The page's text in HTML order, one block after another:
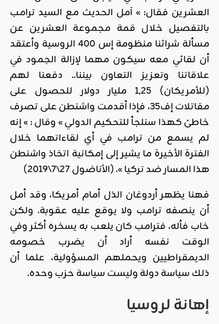
العشرين فقال: » آمل الحديث مع السيد ترامب
بالتفصيل خلال قمة مجموعة العشرين عن
مسألة شرائنا منظومة إس 400 الروسية وأعتقد
أن لقائي معه سيكون مهما لإزالة الجمود في
علاقاتنا وتعزيز التعاون بيننا.. دفعنا لهم
(للأمريكان) 1,25 مليار دولار للحصول على
مقاتلات إف35، فإذا أقدمت واشنطن على تصرف
خاطئ كهذا سنلجأ للتحكيم الدولي » وقال : » إنه
لم يسمع من ترامب في أي لقاءاتهما خلال
الفترة الأخيرة ما يشير إلى إمكانية اتخاذ واشنطن
هذا المسار ضد تركيا ». (الأناضول 27\7\2019)
فهنا يظهر أردوغان الذل أمام أمريكا، وقد أمل
أن ينصفه ترامب ولا يوقع عليه عقوبة. ولكن
خاب فأله، فترامب كان يلعب به يسخره أكثر وفي
الوقت نفسه أراد أن يضرب خصومه
الديمقراطيين ويحملهم المسؤولية، علما أن
ذلك سياسة دولة وليست سياسة حزب وحده.
إهانة لروسيا